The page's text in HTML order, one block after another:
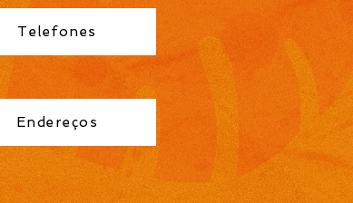
Cidreira
Telefones
Endereços